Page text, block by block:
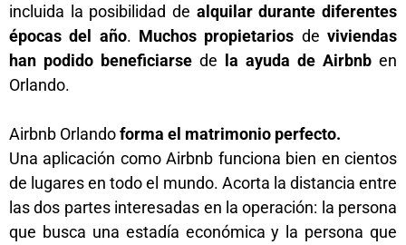
incluida la posibilidad de alquilar durante diferentes
épocas del año. Muchos propietarios de viviendas
han podido beneficiarse de la ayuda de Airbnb en
Orlando.
Airbnb Orlandoforma el matrimonio perfecto.
Una aplicación como Airbnb funciona bien en cientos
de lugares en todo el mundo. Acorta la distancia entre
las dos partes interesadas en la operación: la persona
que busca una estadía económica y la persona que